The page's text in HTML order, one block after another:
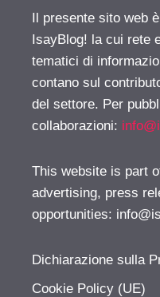
Il presente sito web
IsayBlog! la cui rete
tematici di
contano sul
del settore. Per
collaborazioni:
This website is part
advertising, press
opportunities:
Dichiarazione sulla
Cookie Policy (UE)